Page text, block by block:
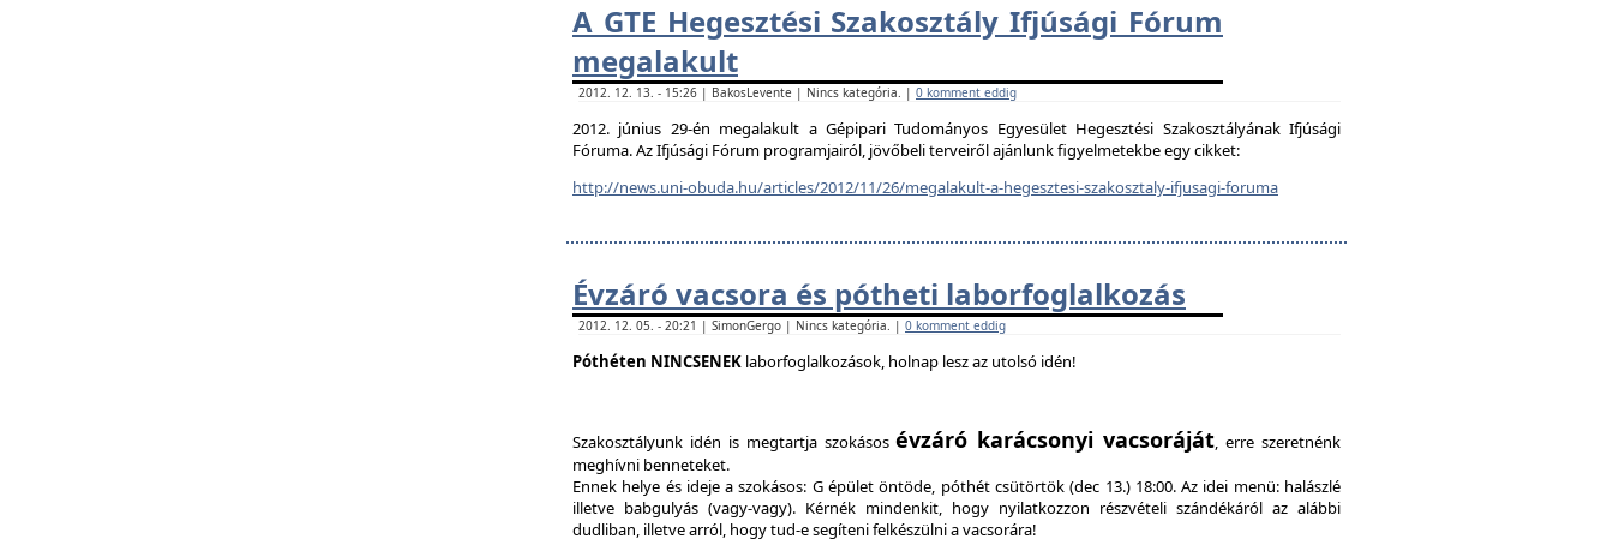
A GTE Hegesztési Szakosztály Ifjúsági Fórum
megalakult
2012. 12. 13. - 15:26 | BakosLevente | Nincs kategória. | 0 komment eddig
2012. június 29-én megalakult a Gépipari Tudományos Egyesület Hegesztési Szakosztályának Ifjúsági
Fóruma. Az Ifjúsági Fórum programjairól, jövőbeli terveiről ajánlunk figyelmetekbe egy cikket:
http://news.uni-obuda.hu/articles/2012/11/26/megalakult-a-hegesztesi-szakosztaly-ifjusagi-foruma
Évzáró vacsora és pótheti laborfoglalkozás
2012. 12. 05. - 20:21 | SimonGergo | Nincs kategória. | 0 komment eddig
Póthéten NINCSENEK laborfoglalkozások, holnap lesz az utolsó idén!
Szakosztályunk idén is megtartja szokásosévzáró karácsonyi vacsoráját, erre szeretnénk
meghívni benneteket.
Ennek helye és ideje a szokásos: G épület öntöde, póthét csütörtök (dec 13.) 18:00. Az idei menü: halászlé
illetve babgulyás (vagy-vagy). Kérnék mindenkit, hogy nyilatkozzon részvételi szándékáról az alábbi
dudliban, illetve arról, hogy tud-e segíteni felkészülni a vacsorára!